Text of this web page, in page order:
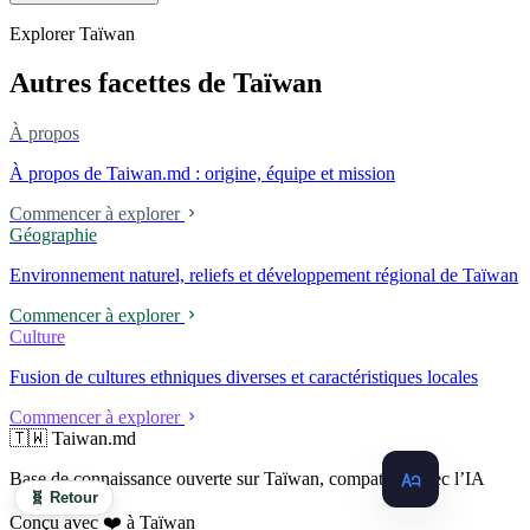
abaisser les barrières. Une entreprise qui fabrique des avions
deuxième usine dans l'Ohio.
Explorer Taïwan
Autres facettes de Taïwan
À propos
À propos de Taiwan.md : origine, équipe et mission
Commencer à explorer
Géographie
Environnement naturel, reliefs et développement régional de Taïwan
Commencer à explorer
Culture
Fusion de cultures ethniques diverses et caractéristiques locales
Commencer à explorer
🇹🇼 Taiwan.md
Base de connaissance ouverte sur Taïwan, compatible avec l’IA
Conçu avec ❤️ à Taïwan
🧬 Retour